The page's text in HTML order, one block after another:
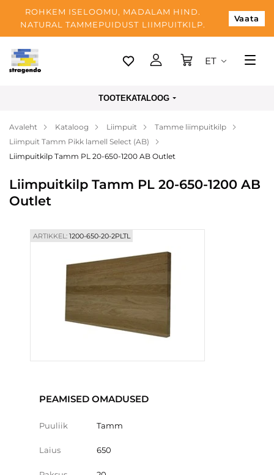
ROHKEM ISELOOMU, MADALAM HIND.
NATURAL TAMMEPUIDUST LIIMPUITKILP.
Vaata
Tallinn
Makse
Meist
Kontaktid
ET
TOOTEKATALOOG
Avaleht Kataloog Liimpuit
Tamme liimpuitkilp
Liimpuit Tamm Pikk lamell Select (AB)
Liimpuitkilp Tamm PL 20-650-1200 AB Outlet
Liimpuitkilp Tamm PL 20-650-1200 AB
Outlet
ARTIKKEL:1200-650-20-2PLTL
PEAMISED OMADUSED
Puuliik Tamm
Laius 650